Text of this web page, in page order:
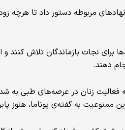
مربوطه دستور داد تا هرچه
نجات بازماندگان تلاش کنند و
دهند.
فعالیت زنان در عرصه‌های طبی به
ممنوعیت به گفته‌ی یوناما، هنوز